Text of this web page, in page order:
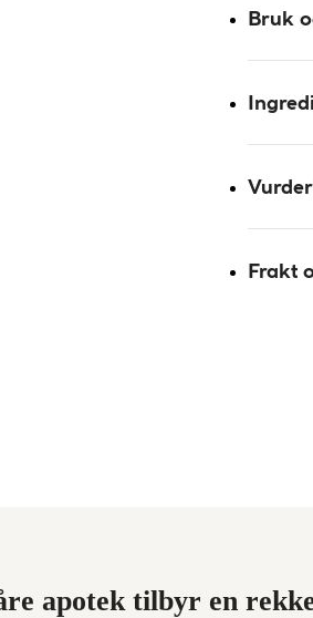
Bruk
Frakt
apotek tilbyr en